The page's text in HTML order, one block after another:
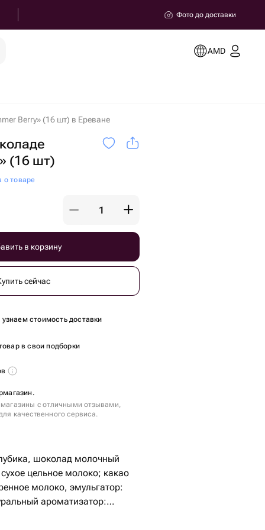
Фото до доставки
AMD
Berry» (16 шт) в Ереване
(16 шт)
о товаре
в корзину
сейчас
стоимость доставки
в свои подборки
с отличными отзывами,
качественного сервиса.
шоколад молочный
цельное молоко; какао
молоко, эмульгатор:
ароматизатор: